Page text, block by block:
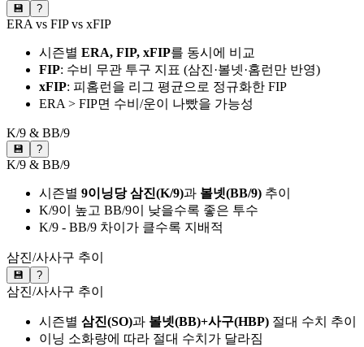
💾 ?
ERA vs FIP vs xFIP
시즌별 ERA, FIP, xFIP를 동시에 비교
FIP: 수비 무관 투구 지표 (삼진·볼넷·홈런만 반영)
xFIP: 피홈런을 리그 평균으로 정규화한 FIP
ERA > FIP면 수비/운이 나빴을 가능성
K/9 & BB/9
💾 ?
K/9 & BB/9
시즌별 9이닝당 삼진(K/9)과 볼넷(BB/9) 추이
K/9이 높고 BB/9이 낮을수록 좋은 투수
K/9 - BB/9 차이가 클수록 지배적
삼진/사사구 추이
💾 ?
삼진/사사구 추이
시즌별 삼진(SO)과 볼넷(BB)+사구(HBP) 절대 수치 추이
이닝 소화량에 따라 절대 수치가 달라짐